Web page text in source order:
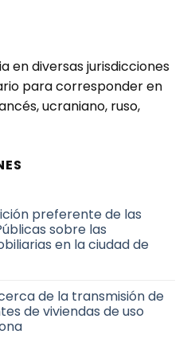
en diversas jurisdicciones
para corresponder en
ucraniano, ruso,
preferente de las
sobre las
en la ciudad de
de la transmisión de
de viviendas de uso